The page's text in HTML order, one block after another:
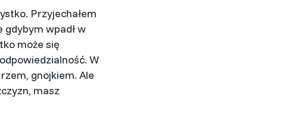
Przyjechałem
gdybym wpadł w
może się
W
gnojkiem. Ale
masz